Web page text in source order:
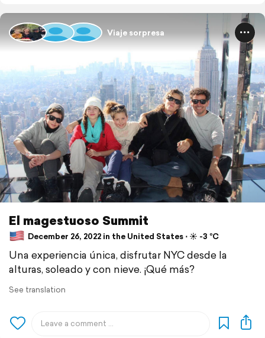
Viaje sorpresa
El magestuoso Summit
December 26, 2022 in the United States ⋅ ☀️ -3 °C
Una experiencia única, disfrutar NYC desde la
alturas, soleado y con nieve. ¡Qué más?
See translation